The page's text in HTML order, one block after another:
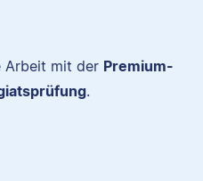
Arbeit mit der Premium-
.